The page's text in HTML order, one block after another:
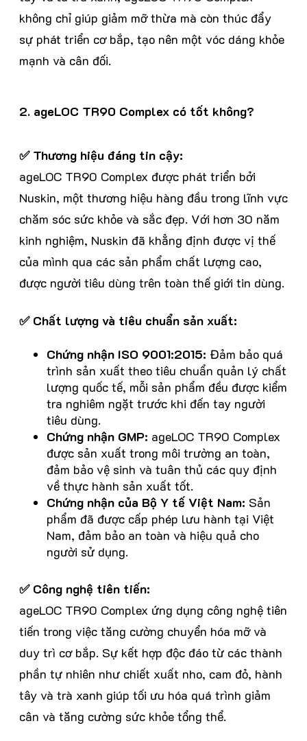
không chỉ giúp giảm mỡ thừa mà còn thúc đẩy
sự phát triển cơ bắp, tạo nên một vóc dáng khỏe
mạnh và cân đối.
2. ageLOC TR90 Complex có tốt không?
✅ Thương hiệu đáng tin cậy:
ageLOC TR90 Complex được phát triển bởi
Nuskin, một thương hiệu hàng đầu trong lĩnh vực
chăm sóc sức khỏe và sắc đẹp. Với hơn 30 năm
kinh nghiệm, Nuskin đã khẳng định được vị thế
của mình qua các sản phẩm chất lượng cao,
được người tiêu dùng trên toàn thế giới tin dùng.
✅ Chất lượng và tiêu chuẩn sản xuất:
Chứng nhận ISO 9001:2015: Đảm bảo quá
trình sản xuất theo tiêu chuẩn quản lý chất
lượng quốc tế, mỗi sản phẩm đều được kiểm
tra nghiêm ngặt trước khi đến tay người
tiêu dùng.
Chứng nhận GMP: ageLOC TR90 Complex
được sản xuất trong môi trường an toàn,
đảm bảo vệ sinh và tuân thủ các quy định
về thực hành sản xuất tốt.
Chứng nhận của Bộ Y tế Việt Nam: Sản
phẩm đã được cấp phép lưu hành tại Việt
Nam, đảm bảo an toàn và hiệu quả cho
người sử dụng.
✅ Công nghệ tiên tiến:
ageLOC TR90 Complex ứng dụng công nghệ tiên
tiến trong việc tăng cường chuyển hóa mỡ và
duy trì cơ bắp. Sự kết hợp độc đáo từ các thành
phần tự nhiên như chiết xuất nho, cam đỏ, hành
tây và trà xanh giúp tối ưu hóa quá trình giảm
cân và tăng cường sức khỏe tổng thể.